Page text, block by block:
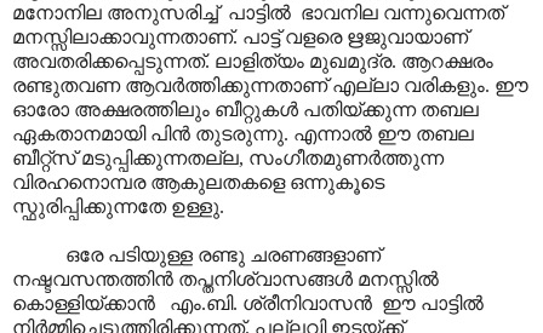
മനോനില അനുസരിച്ച് പാട്ടിൽ ഭാവനില വന്നുവെന്നത്
മനസ്സിലാക്കാവുന്നതാണ്. പാട്ട് വളരെ ഋജുവായാണ്
അവതരിക്കപ്പെടുന്നത്. ലാളിത്യം മുഖമുദ്ര. ആറക്ഷരം
രണ്ടുതവണ ആവർത്തിക്കുന്നതാണ് എല്ലാ വരികളും. ഈ
ഓരോ അക്ഷരത്തിലും ബീറ്റുകൾ പതിയ്ക്കുന്ന തബല
ഏകതാനമായി പിൻ തുടരുന്നു. എന്നാൽ ഈ തബല
ബീറ്റ്സ് മടുപ്പിക്കുന്നതല്ല, സംഗീതമുണർത്തുന്ന
വിരഹനൊമ്പര ആകുലതകളെ ഒന്നുകൂടെ
സ്ഫുരിപ്പിക്കുന്നതേ ഉള്ളു.
ഒരേ പടിയുള്ള രണ്ടു ചരണങ്ങളാണ്
നഷ്ടവസന്തത്തിൻ തപ്തനിശ്വാസങ്ങൾ മനസ്സിൽ
കൊള്ളിയ്ക്കാൻ എം.ബി. ശ്രീനിവാസൻ ഈ പാട്ടിൽ
നിർമ്മിച്ചെടുത്തിരിക്കുന്നത്. പല്ലവി ഇടയ്ക്ക്